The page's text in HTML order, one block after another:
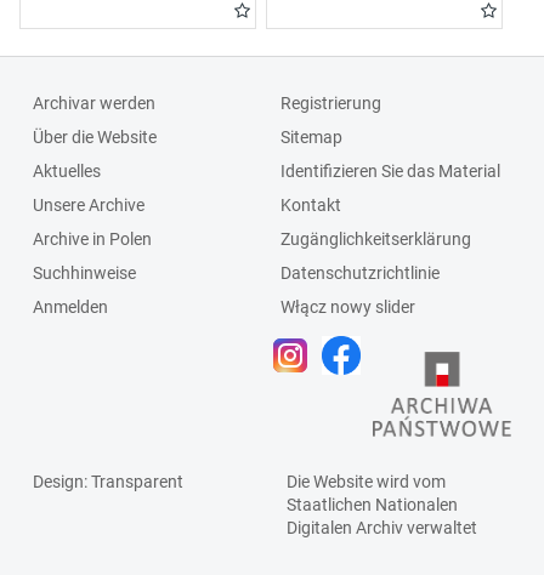
Archivar werden
Über die Website
Aktuelles
Unsere Archive
Archive in Polen
Suchhinweise
Anmelden
Registrierung
Sitemap
Identifizieren Sie das Material
Kontakt
Zugänglichkeitserklärung
Datenschutzrichtlinie
Włącz nowy slider
Design: Transparent
Die Website wird vom
Staatlichen Nationalen
Digitalen Archivverwaltet